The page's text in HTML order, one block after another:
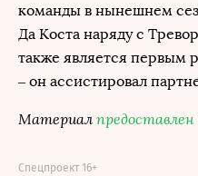
команды в нынешнем
Да Коста наряду с
также является первым
– он ассистировал
Материалпредоставлен
Спецпроект 16+